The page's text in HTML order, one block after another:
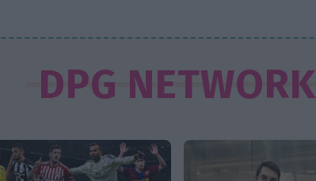
DPG NETWORK